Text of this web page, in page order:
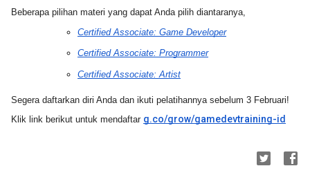
Beberapa pilihan materi yang dapat Anda pilih diantaranya,
Certified Associate: Game Developer
Certified Associate: Programmer
Certified Associate: Artist
Segera daftarkan diri Anda dan ikuti pelatihannya sebelum 3 Februari!
Klik link berikut untuk mendaftar g.co/grow/gamedevtraining-id